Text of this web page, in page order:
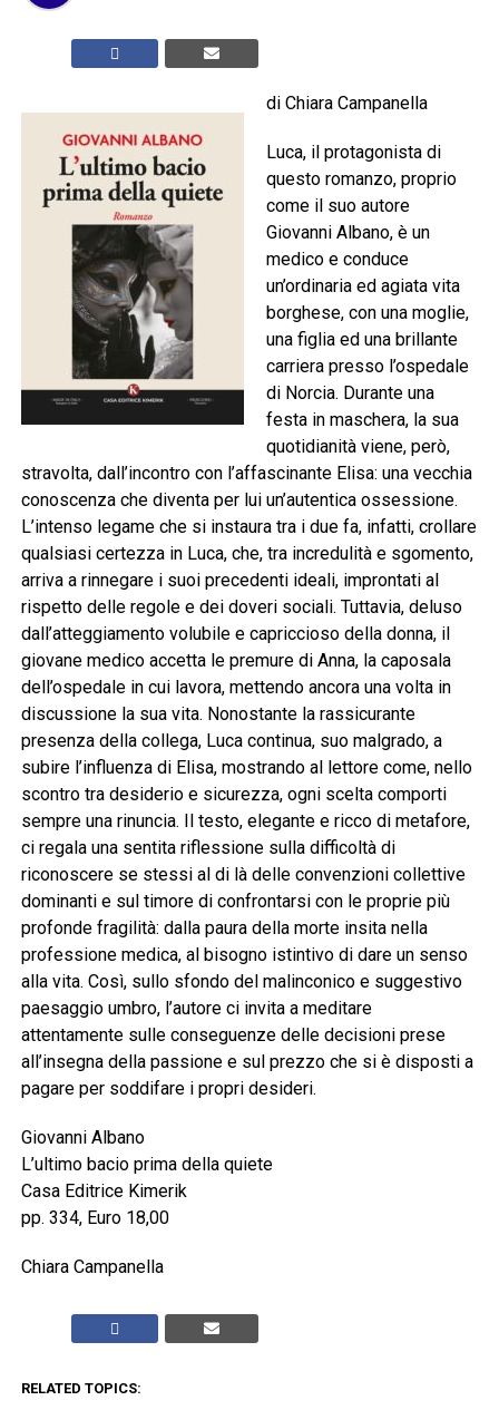
di Chiara Campanella
Luca, il protagonista di
questo romanzo, proprio
come il suo autore
Giovanni Albano, è un
medico e conduce
un’ordinaria ed agiata vita
borghese, con una moglie,
una figlia ed una brillante
carriera presso l’ospedale
di Norcia. Durante una
festa in maschera, la sua
quotidianità viene, però,
stravolta, dall’incontro con l’affascinante Elisa: una vecchia
conoscenza che diventa per lui un’autentica ossessione.
L’intenso legame che si instaura tra i due fa, infatti, crollare
qualsiasi certezza in Luca, che, tra incredulità e sgomento,
arriva a rinnegare i suoi precedenti ideali, improntati al
rispetto delle regole e dei doveri sociali. Tuttavia, deluso
dall’atteggiamento volubile e capriccioso della donna, il
giovane medico accetta le premure di Anna, la caposala
dell’ospedale in cui lavora, mettendo ancora una volta in
discussione la sua vita. Nonostante la rassicurante
presenza della collega, Luca continua, suo malgrado, a
subire l’influenza di Elisa, mostrando al lettore come, nello
scontro tra desiderio e sicurezza, ogni scelta comporti
sempre una rinuncia. Il testo, elegante e ricco di metafore,
ci regala una sentita riflessione sulla difficoltà di
riconoscere se stessi al di là delle convenzioni collettive
dominanti e sul timore di confrontarsi con le proprie più
profonde fragilità: dalla paura della morte insita nella
professione medica, al bisogno istintivo di dare un senso
alla vita. Così, sullo sfondo del malinconico e suggestivo
paesaggio umbro, l’autore ci invita a meditare
attentamente sulle conseguenze delle decisioni prese
all’insegna della passione e sul prezzo che si è disposti a
pagare per soddifare i propri desideri.
Giovanni Albano
L’ultimo bacio prima della quiete
Casa Editrice Kimerik
pp. 334, Euro 18,00
Chiara Campanella
RELATED TOPICS: